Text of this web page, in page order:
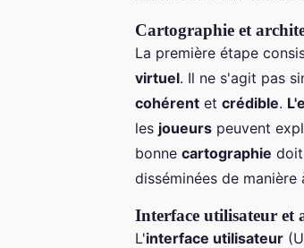
Cartographie et
La première étape
virtuel. Il ne s'agit pas
cohérent et crédible.
les joueurs peuvent
bonne cartographie
disséminées de
Interface utilisateur et
L'interface utilisateur